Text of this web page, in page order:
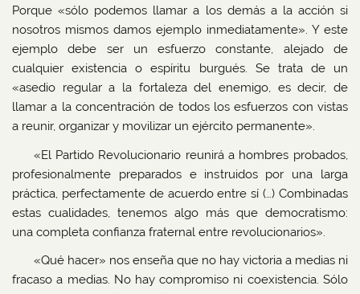
Porque «sólo podemos llamar a los demás a la acción si
nosotros mismos damos ejemplo inmediatamente». Y este
ejemplo debe ser un esfuerzo constante, alejado de
cualquier existencia o espíritu burgués. Se trata de un
«asedio regular a la fortaleza del enemigo, es decir, de
llamar a la concentración de todos los esfuerzos con vistas
a reunir, organizar y movilizar un ejército permanente».
«El Partido Revolucionario reunirá a hombres probados,
profesionalmente preparados e instruidos por una larga
práctica, perfectamente de acuerdo entre sí (…) Combinadas
estas cualidades, tenemos algo más que democratismo:
una completa confianza fraternal entre revolucionarios».
«Qué hacer» nos enseña que no hay victoria a medias ni
fracaso a medias. No hay compromiso ni coexistencia. Sólo